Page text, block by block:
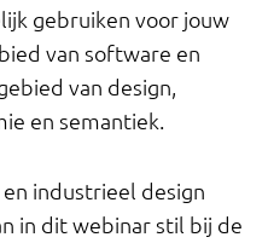
gebruiken voor jouw
van software en
van design,
en semantiek.
industrieel design
in dit webinar stil bij de